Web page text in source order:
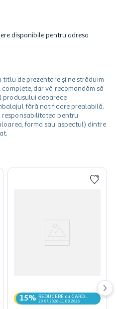
disponibile pentru adresa
titlu de prezentare și ne străduim
dar vă recomandăm să
deoarece
fără notificare prealabilă.
responsabilitatea pentru
forma sau aspectul) dintre
15%
REDUCERE cu CARD
MyCLUB
29.07.2026-11.08.2026